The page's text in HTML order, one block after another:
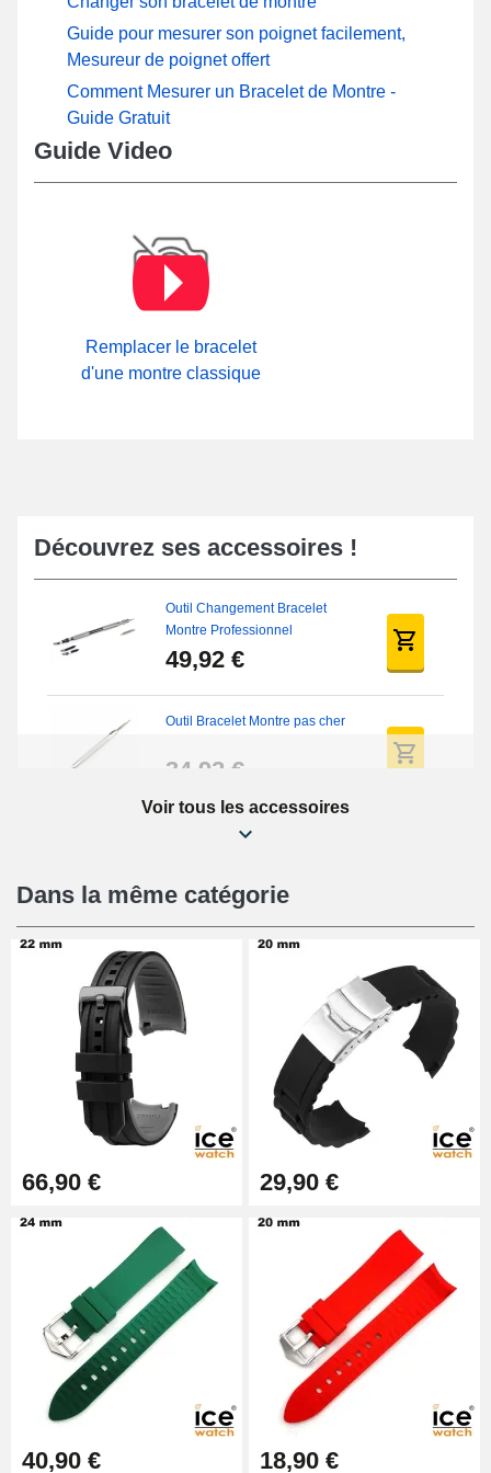
Guide pour mesurer son poignet facilement,
Mesureur de poignet offert
Comment Mesurer un Bracelet de Montre -
Guide Gratuit
Guide Video
Remplacer le bracelet
d'une montre classique
Découvrez ses accessoires !
Outil Changement Bracelet
Montre Professionnel
49,92 €
Outil Bracelet Montre pas cher
34,92 €
Kit Réparation Montre Débutant
16,90 €
Pied à Coulisse Numérique
9,90 €
Pince à Poinçonner (pince trou)
57,42 €
Pince Trou pour Bracelet de
10,90 €
Kit Horlogerie Débutant
26,90 €
Boîte Pompe Bracelet Montre -
Diamètre 1,50 mm - 8 à 25 mm
Voir tous les accessoires
Dans la même catégorie
66,90 € 29,90 €
40,90 € 18,90 €